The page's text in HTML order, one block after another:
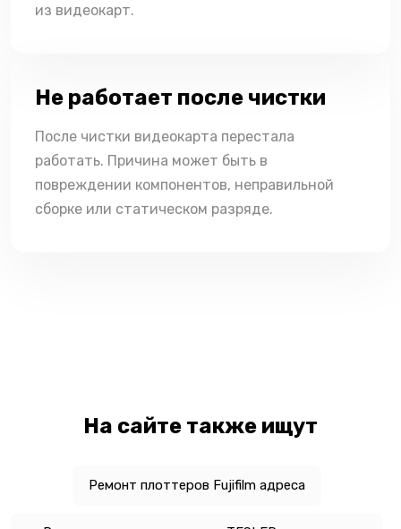
из видеокарт.
Не работает после чистки
После чистки видеокарта перестала
работать. Причина может быть в
повреждении компонентов, неправильной
сборке или статическом разряде.
На сайте также ищут
Ремонт плоттеров Fujifilm адреса